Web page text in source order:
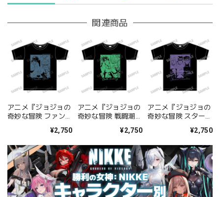
関連商品
アニメ『ジョジョの
奇妙な冒険 ファント
¥2,750
アニメ『ジョジョの
奇妙な冒険 戦闘潮
ャツ【AM2026】
¥2,750
アニメ『ジョジョの
奇妙な冒険 スターダ
ス』 描き下ろしTシ
¥2,750